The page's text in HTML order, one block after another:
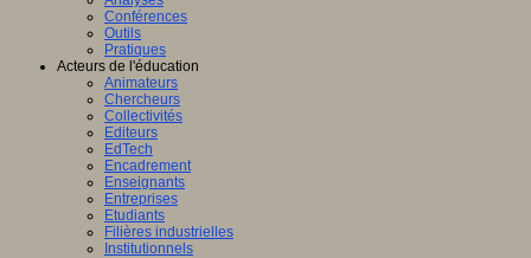
Conférences
Outils
Pratiques
Acteurs de l'éducation
Animateurs
Chercheurs
Collectivités
Editeurs
EdTech
Encadrement
Enseignants
Entreprises
Etudiants
Filières industrielles
Institutionnels